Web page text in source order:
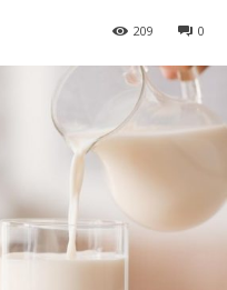
0
209